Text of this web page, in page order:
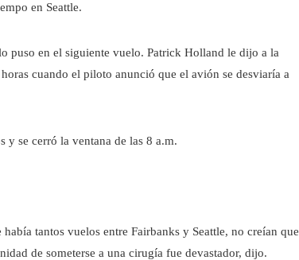
en Seattle.
puso en el siguiente vuelo. Patrick Holland le dijo a la
cuando el piloto anunció que el avión se desviaría a
y se cerró la ventana de las 8 a.m.
tantos vuelos entre Fairbanks y Seattle, no creían que
de someterse a una cirugía fue devastador, dijo.